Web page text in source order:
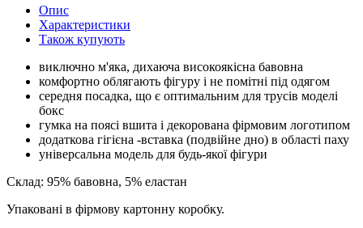
Опис
Характеристики
Також купують
виключно м'яка, дихаюча високоякісна бавовна
комфортно облягають фігуру і не помітні під одягом
середня посадка, що є оптимальним для трусів моделі
бокс
гумка на поясі вшита і декорована фірмовим логотипом
додаткова гігієна -вставка (подвійне дно) в області паху
універсальна модель для будь-якої фігури
Склад: 95% бавовна, 5% еластан
Упаковані в фірмову картонну коробку.